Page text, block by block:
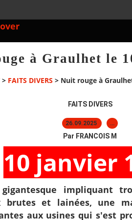
à Graulhet le
> FAITS DIVERS > Nuit rouge à
FAITS DIVERS
26.09.2025 …
Par FRANCOIS M
10 janvier
impliquant
brutes et lainées, une
aux usines qui s'est